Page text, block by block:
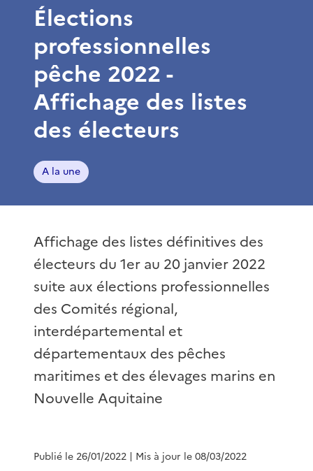
Élections
professionnelles
pêche 2022 -
Affichage des listes
des électeurs
A la une
Affichage des listes définitives des
électeurs du 1er au 20 janvier 2022
suite aux élections professionnelles
des Comités régional,
interdépartemental et
départementaux des pêches
maritimes et des élevages marins en
Nouvelle Aquitaine
Publié le 26/01/2022 | Mis à jour le 08/03/2022